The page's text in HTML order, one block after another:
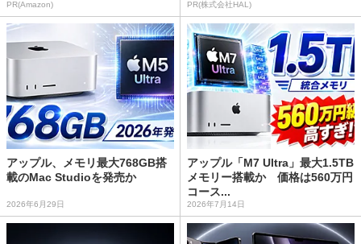
PR(Amazon) PR(株式会社HAL)
アップル、メモリ最大768GB搭
載のMac Studioを発売か
2026年6月29日
アップル「M7 Ultra」最大1.5TB
メモリー搭載か 価格は560万円
コース...
2026年7月14日